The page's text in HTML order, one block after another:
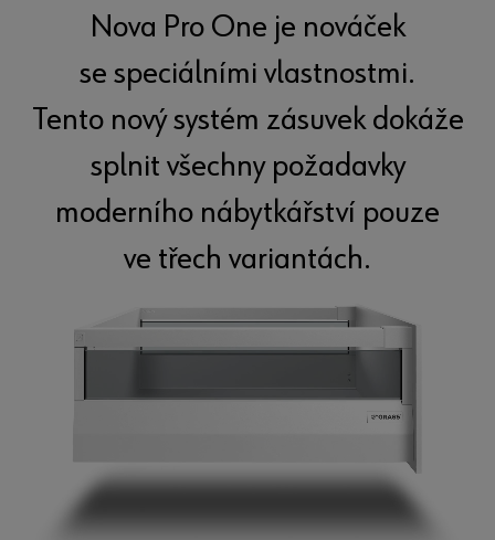
Nova Pro One je nováček
se speciálními vlastnostmi.
Tento nový systém zásuvek dokáže
splnit všechny požadavky
moderního nábytkářství pouze
ve třech variantách.